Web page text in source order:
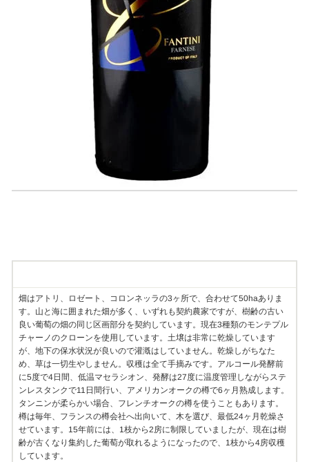
畑はアトリ、ロゼート、コロンネッラの3ヶ所で、合わせて50haありま
す。山と海に囲まれた畑が多く、いずれも契約農家ですが、樹齢の古い
良い葡萄の畑の同じ区画部分を契約しています。現在3種類のモンテプル
チャーノのクローンを使用しています。土壌は非常に乾燥しています
が、地下の保水状況が良いので灌漑はしていません。乾燥しがちなた
め、草は一切生やしません。収穫は全て手摘みです。アルコール発酵前
に5度で4日間、低温マセラシオン、発酵は27度に温度管理しながらステ
ンレスタンクで11日間行い、アメリカンオークの樽で6ヶ月熟成します。
タンニンが柔らかい場合、フレンチオークの樽を使うこともあります。
樽は毎年、フランスの樽会社へ出向いて、木を選び、最低24ヶ月乾燥さ
せています。15年前には、1枝から2房に制限していましたが、現在は樹
齢が古くなり集約した葡萄が取れるようになったので、1枝から4房収穫
しています。